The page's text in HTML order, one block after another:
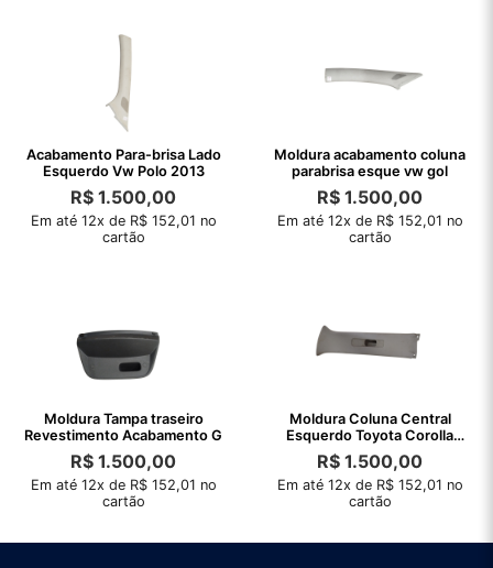
Acabamento Para-brisa Lado
Esquerdo Vw Polo 2013
R$ 1.500,00
Em até 12x de R$ 152,01 no
cartão
Moldura acabamento coluna
parabrisa esque vw gol
R$ 1.500,00
Em até 12x de R$ 152,01 no
cartão
Moldura Tampa traseiro
Revestimento Acabamento G
R$ 1.500,00
Em até 12x de R$ 152,01 no
cartão
Moldura Coluna Central
Esquerdo Toyota Corolla
2003 2007
R$ 1.500,00
Em até 12x de R$ 152,01 no
cartão